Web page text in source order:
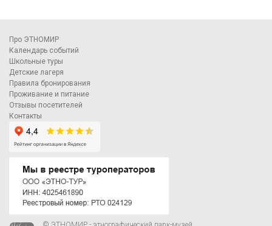
Про ЭТНОМИР
Календарь событий
Школьные туры
Детские лагеря
Правила бронирования
Проживание и питание
Отзывы посетителей
Контакты